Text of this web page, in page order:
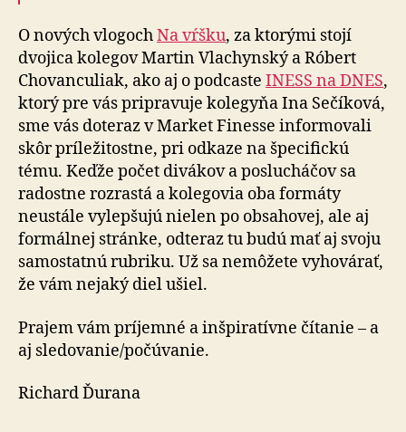
O nových vlogochNa vŕšku, za ktorými stojí
dvojica kolegov Martin Vlachynský a Róbert
Chovanculiak, ako aj o podcaste INESS na DNES,
ktorý pre vás pripravuje kolegyňa Ina Sečíková,
sme vás doteraz v Market Finesse informovali
skôr príležitostne, pri odkaze na špecifickú
tému. Keďže počet divákov a poslucháčov sa
radostne rozrastá a kolegovia oba formáty
neustále vylepšujú nielen po obsahovej, ale aj
formálnej stránke, odteraz tu budú mať aj svoju
samostatnú rubriku. Už sa nemôžete vyhovárať,
že vám nejaký diel ušiel.
Prajem vám príjemné a inšpiratívne čítanie – a
aj sledovanie/počúvanie.
Richard Ďurana